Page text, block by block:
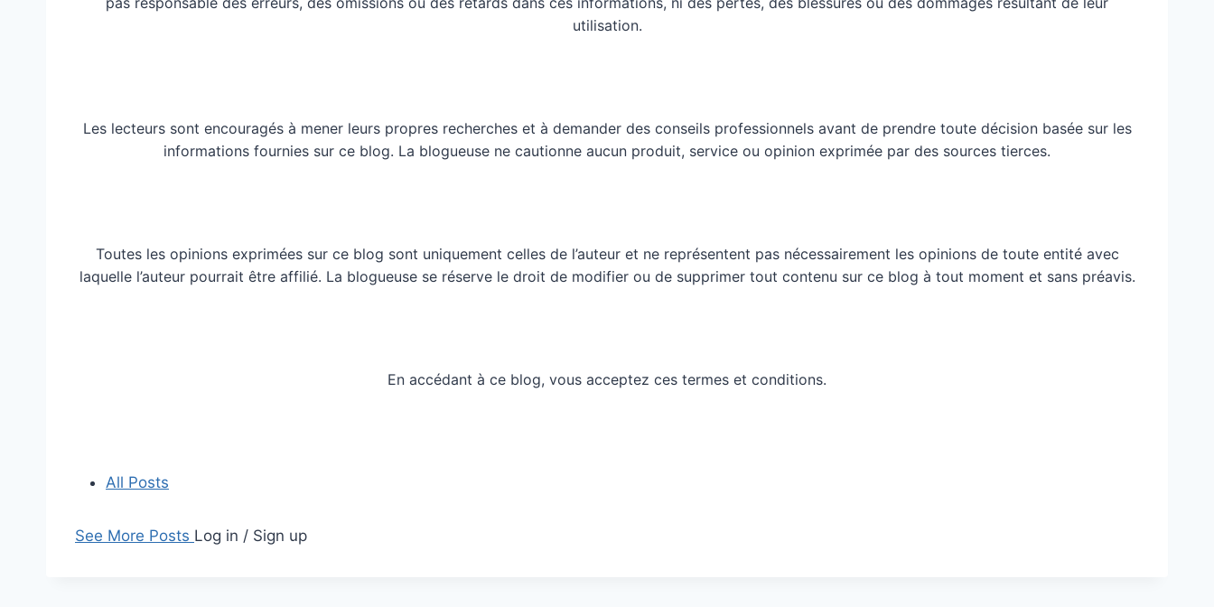
utilisation.
Les lecteurs sont encouragés à mener leurs propres recherches et à demander des conseils professionnels avant de prendre toute décision basée sur les
informations fournies sur ce blog. La blogueuse ne cautionne aucun produit, service ou opinion exprimée par des sources tierces.
Toutes les opinions exprimées sur ce blog sont uniquement celles de l’auteur et ne représentent pas nécessairement les opinions de toute entité avec
laquelle l’auteur pourrait être affilié. La blogueuse se réserve le droit de modifier ou de supprimer tout contenu sur ce blog à tout moment et sans préavis.
En accédant à ce blog, vous acceptez ces termes et conditions.
All Posts
See More Posts Log in / Sign up